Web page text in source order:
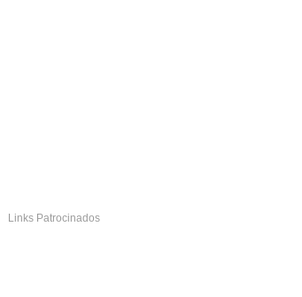
Links Patrocinados